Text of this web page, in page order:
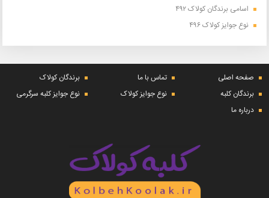
اسامی برندگان کولاک ۴۹۲
نوع جوایز کولاک ۴۹۶
صفحه اصلی تماس با ما
برندگان کولاک
برندگان کلبه
نوع جوایز کولاک
نوع جوایز کلبه سرگرمی
درباره ما